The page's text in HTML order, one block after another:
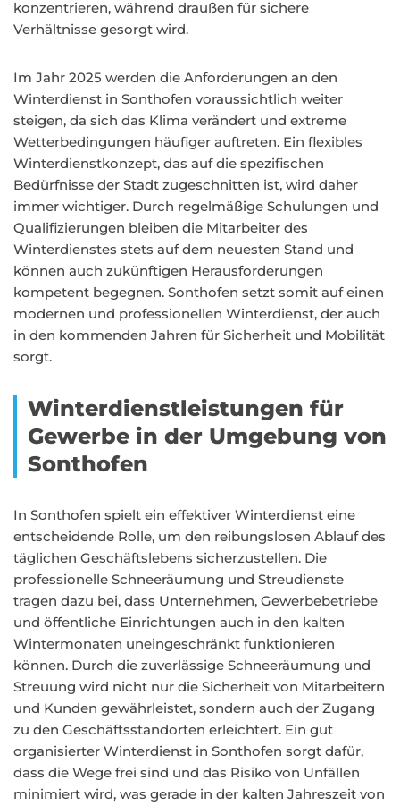
konzentrieren, während draußen für sichere
Verhältnisse gesorgt wird.
Im Jahr 2025 werden die Anforderungen an den
Winterdienst in Sonthofen voraussichtlich weiter
steigen, da sich das Klima verändert und extreme
Wetterbedingungen häufiger auftreten. Ein flexibles
Winterdienstkonzept, das auf die spezifischen
Bedürfnisse der Stadt zugeschnitten ist, wird daher
immer wichtiger. Durch regelmäßige Schulungen und
Qualifizierungen bleiben die Mitarbeiter des
Winterdienstes stets auf dem neuesten Stand und
können auch zukünftigen Herausforderungen
kompetent begegnen. Sonthofen setzt somit auf einen
modernen und professionellen Winterdienst, der auch
in den kommenden Jahren für Sicherheit und Mobilität
sorgt.
Winterdienstleistungen für
Gewerbe in der Umgebung von
Sonthofen
In Sonthofen spielt ein effektiver Winterdienst eine
entscheidende Rolle, um den reibungslosen Ablauf des
täglichen Geschäftslebens sicherzustellen. Die
professionelle Schneeräumung und Streudienste
tragen dazu bei, dass Unternehmen, Gewerbebetriebe
und öffentliche Einrichtungen auch in den kalten
Wintermonaten uneingeschränkt funktionieren
können. Durch die zuverlässige Schneeräumung und
Streuung wird nicht nur die Sicherheit von Mitarbeitern
und Kunden gewährleistet, sondern auch der Zugang
zu den Geschäftsstandorten erleichtert. Ein gut
organisierter Winterdienst in Sonthofen sorgt dafür,
dass die Wege frei sind und das Risiko von Unfällen
minimiert wird, was gerade in der kalten Jahreszeit von